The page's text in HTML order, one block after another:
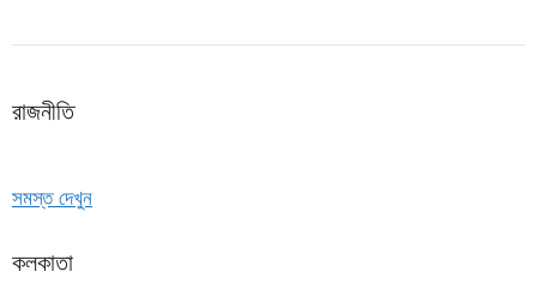
রাজনীতি
সমস্ত দেখুন
কলকাতা